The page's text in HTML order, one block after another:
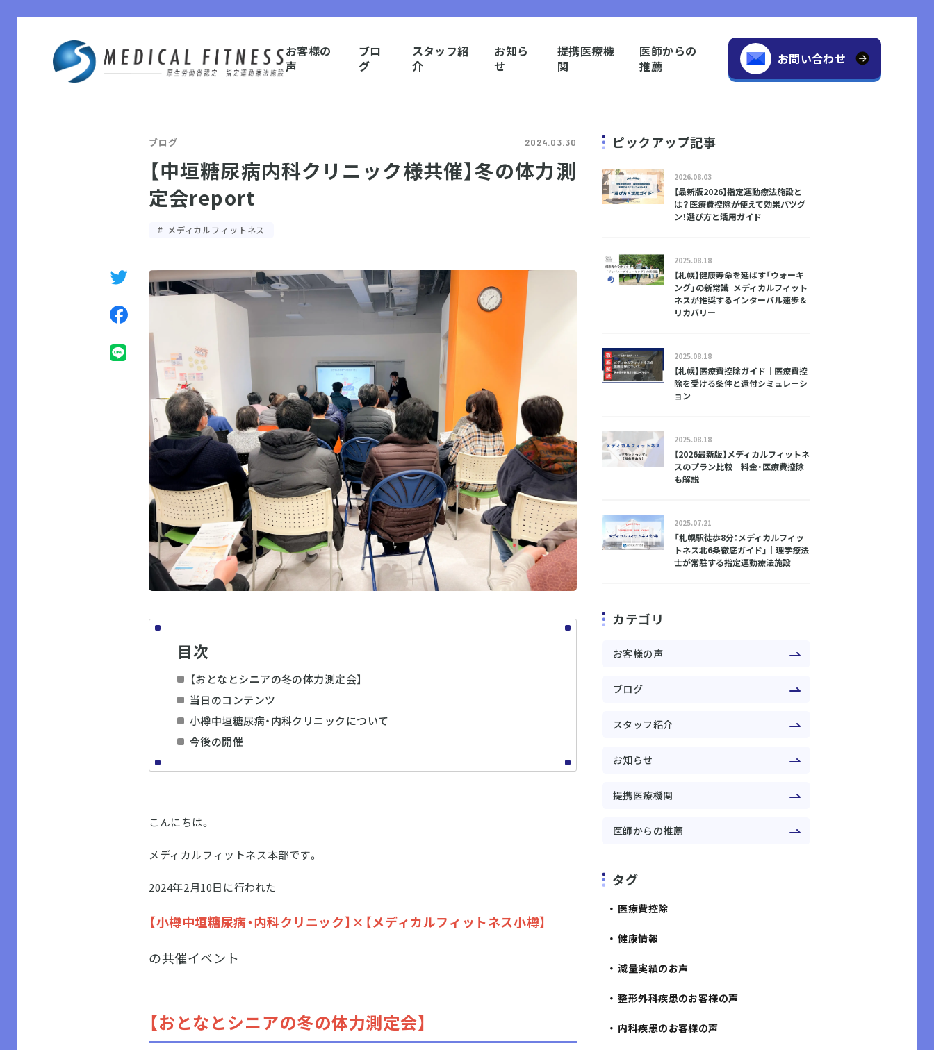
お客様の
声
ブロ
グ
スタッフ紹
介
お知ら
せ
提携医療機
関
医師からの
推薦
お問い合わせ
ブログ 2024.03.30
【中垣糖尿病内科クリニック様共催】冬の体力測
定会report
メディカルフィットネス
目次
【おとなとシニアの冬の体力測定会】
当日のコンテンツ
小樽中垣糖尿病・内科クリニックについて
今後の開催
こんにちは。
メディカルフィットネス本部です。
2024年2月10日に行われた
【小樽中垣糖尿病・内科クリニック】×【メディカルフィットネス小樽】
の共催イベント
【おとなとシニアの冬の体力測定会】
ピックアップ記事
2026.08.03
【最新版2026】指定運動療法施設と
は？医療費控除が使えて効果バツグ
ン！選び方と活用ガイド
2025.08.18
【札幌】健康寿命を延ばす「ウォーキ
ング」の新常識 ―― メディカルフィット
ネスが推奨するインターバル速歩＆
リカバリー ――
2025.08.18
【札幌】医療費控除ガイド｜医療費控
除を受ける条件と還付シミュレーシ
ョン
2025.08.18
【2026最新版】メディカルフィットネ
スのプラン比較｜料金・医療費控除
も解説
2025.07.21
「札幌駅徒歩8分：メディカルフィッ
トネス北6条徹底ガイド」｜理学療法
士が常駐する指定運動療法施設
カテゴリ
お客様の声
ブログ
スタッフ紹介
お知らせ
提携医療機関
医師からの推薦
タグ
医療費控除
健康情報
減量実績のお声
整形外科疾患のお客様の声
内科疾患のお客様の声